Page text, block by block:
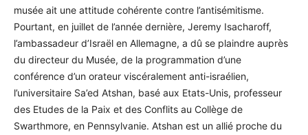
musée ait une attitude cohérente contre l’antisémitisme.
Pourtant, en juillet de l’année dernière, Jeremy Isacharoff,
l’ambassadeur d’Israël en Allemagne, a dû se plaindre auprès
du directeur du Musée, de la programmation d’une
conférence d’un orateur viscéralement anti-israélien,
l’universitaire Sa’ed Atshan, basé aux Etats-Unis, professeur
des Etudes de la Paix et des Conflits au Collège de
Swarthmore, en Pennsylvanie. Atshan est un allié proche du